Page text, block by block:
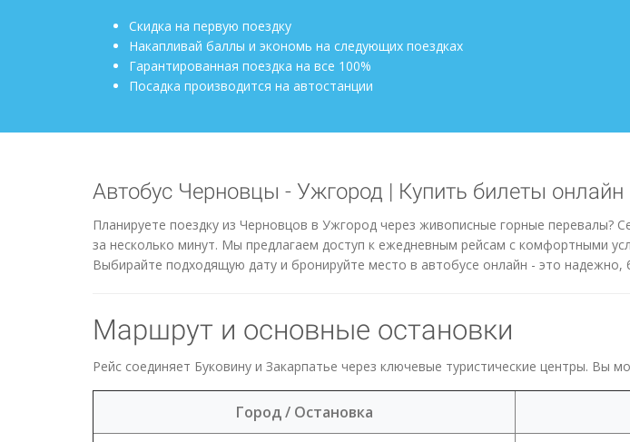
Скидка на первую поездку
Накапливай баллы и экономь на следующих поездках
Гарантированная поездка на все 100%
Посадка производится на автостанции
Автобус Черновцы - Ужгород | Купить билеты онлайн
Планируете поездку из Черновцов в Ужгород через живописные горные перевалы?
за несколько минут. Мы предлагаем доступ к ежедневным рейсам с комфортными
Выбирайте подходящую дату и бронируйте место в автобусе онлайн - это надежно,
Маршрут и основные остановки
Рейс соединяет Буковину и Закарпатье через ключевые туристические центры. Вы
Город / Остановка